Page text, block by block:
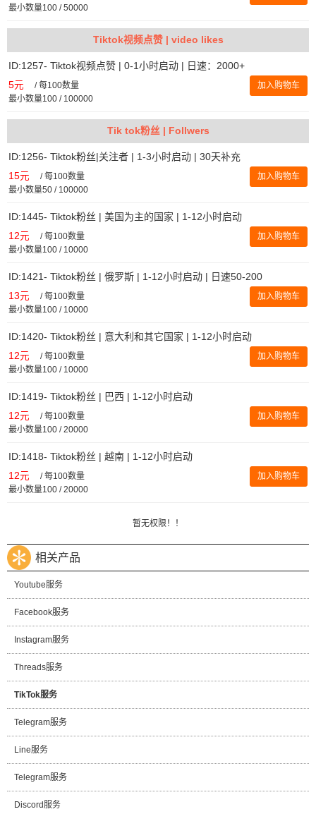
最小数量100 / 50000
Tiktok视频点赞 | video likes
ID:1257- Tiktok视频点赞 | 0-1小时启动 | 日速：2000+
5元 /每100数量
最小数量100 / 100000
加入购物车
Tik tok粉丝 | Follwers
ID:1256- Tiktok粉丝|关注者 | 1-3小时启动 | 30天补充
15元 /每100数量
最小数量50 / 100000
加入购物车
ID:1445- Tiktok粉丝 | 美国为主的国家 | 1-12小时启动
12元 /每100数量
最小数量100 / 10000
加入购物车
ID:1421- Tiktok粉丝 | 俄罗斯 | 1-12小时启动 | 日速50-200
13元 /每100数量
最小数量100 / 10000
加入购物车
ID:1420- Tiktok粉丝 | 意大利和其它国家 | 1-12小时启动
12元 /每100数量
最小数量100 / 10000
加入购物车
ID:1419- Tiktok粉丝 | 巴西 | 1-12小时启动
12元 /每100数量
最小数量100 / 20000
加入购物车
ID:1418- Tiktok粉丝 | 越南 | 1-12小时启动
12元 /每100数量
最小数量100 / 20000
加入购物车
暂无权限！！
相关产品
Youtube服务
Facebook服务
Instagram服务
Threads服务
TikTok服务
Telegram服务
Line服务
Telegram服务
Discord服务